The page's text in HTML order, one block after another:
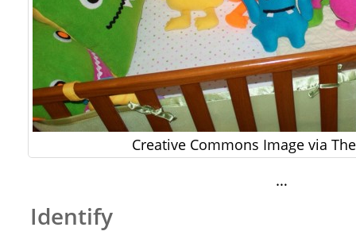
Creative Commons Image via
…
Identify